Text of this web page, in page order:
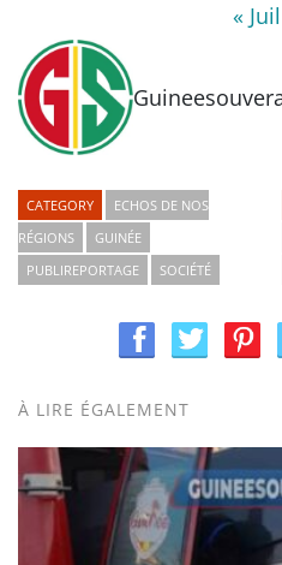
« Juil
CATEGORY
ECHOS DE NOS
RÉGIONS
GUINÉE
PUBLIREPORTAGE
SOCIÉTÉ
À LIRE ÉGALEMENT